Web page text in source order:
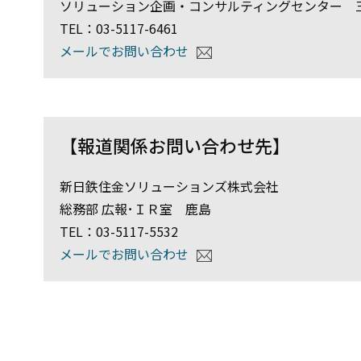
ソリューション企画・コンサルティングセンター
TEL：03-5117-6461
メールでお問い合わせ
【報道関係お問い合わせ先】
新日鉄住金ソリューションズ株式会社
総務部 広報･ＩＲ室 鹿島
TEL：03-5117-5532
メールでお問い合わせ